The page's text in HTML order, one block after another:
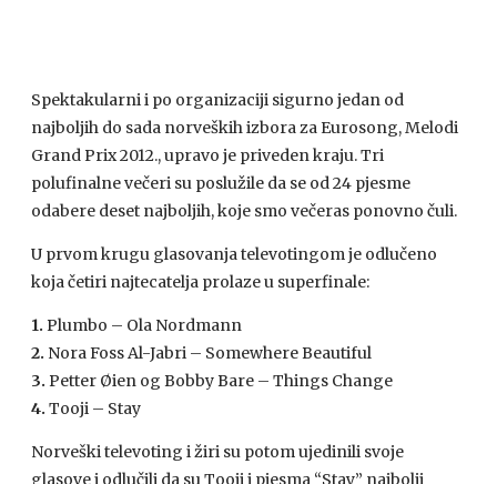
Spektakularni i po organizaciji sigurno jedan od
najboljih do sada norveških izbora za Eurosong, Melodi
Grand Prix 2012., upravo je priveden kraju. Tri
polufinalne večeri su poslužile da se od 24 pjesme
odabere deset najboljih, koje smo večeras ponovno čuli.
U prvom krugu glasovanja televotingom je odlučeno
koja četiri najtecatelja prolaze u superfinale:
1. Plumbo – Ola Nordmann
2. Nora Foss Al-Jabri – Somewhere Beautiful
3. Petter Øien og Bobby Bare – Things Change
4. Tooji – Stay
Norveški televoting i žiri su potom ujedinili svoje
glasove i odlučili da su Tooji i pjesma “Stay” najbolji